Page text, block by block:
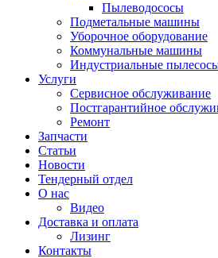
Пылеводососы
Подметальные машины
Уборочное оборудование
Коммунальные машины
Индустриальные
Услуги
Сервисное обслуживание
Постгарантийное
Ремонт
Запчасти
Статьи
Новости
Тендерный отдел
О нас
Видео
Доставка и оплата
Лизинг
Контакты